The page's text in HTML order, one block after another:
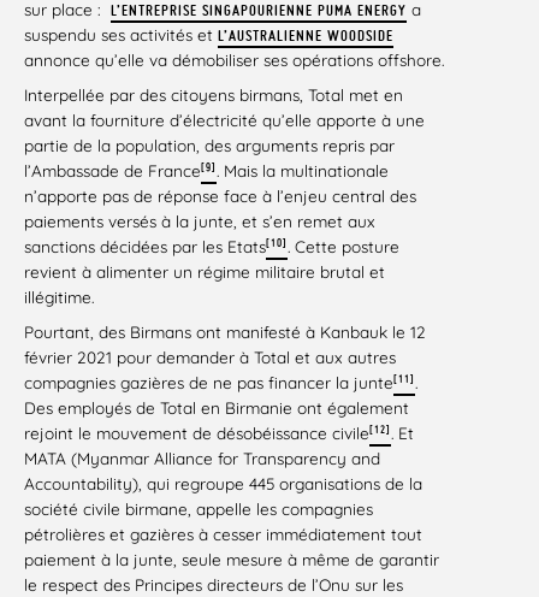
sur place : L’ENTREPRISE SINGAPOURIENNE PUMA ENERGY a
suspendu ses activités et L’AUSTRALIENNE WOODSIDE
annonce qu’elle va démobiliser ses opérations offshore.
Interpellée par des citoyens birmans, Total met en
avant la fourniture d’électricité qu’elle apporte à une
partie de la population, des arguments repris par
l’Ambassade de France[9] . Mais la multinationale
n’apporte pas de réponse face à l’enjeu central des
paiements versés à la junte, et s’en remet aux
sanctions décidées par les Etats[10] . Cette posture
revient à alimenter un régime militaire brutal et
illégitime.
Pourtant, des Birmans ont manifesté à Kanbauk le 12
février 2021 pour demander à Total et aux autres
compagnies gazières de ne pas financer la junte[11] .
Des employés de Total en Birmanie ont également
rejoint le mouvement de désobéissance civile[12] . Et
MATA (Myanmar Alliance for Transparency and
Accountability), qui regroupe 445 organisations de la
société civile birmane, appelle les compagnies
pétrolières et gazières à cesser immédiatement tout
paiement à la junte, seule mesure à même de garantir
le respect des Principes directeurs de l’Onu sur les